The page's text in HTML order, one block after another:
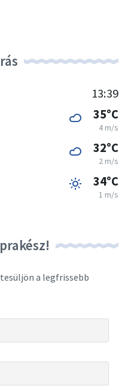
13:39
35°C
4 m/s
32°C
2 m/s
34°C
1 m/s
a legfrissebb